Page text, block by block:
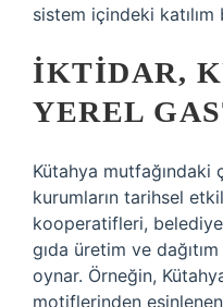
sistem içindeki
İKTIDAR,
YEREL
Kütahya
kurumların tarihsel
kooperatifleri,
gıda üretim ve
oynar. Örneğin,
motiflerinden